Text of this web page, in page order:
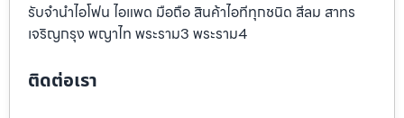
รับจำนำไอโฟน ไอแพด มือถือ สินค้าไอทีทุกชนิด สีลม สาทร
เจริญกรุง พญาไท พระราม3 พระราม4
ติดต่อเรา